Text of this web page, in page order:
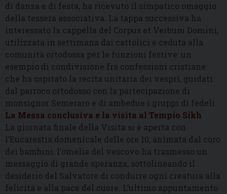
di danza e di festa, ha ricevuto il simpatico omaggio
della tessera associativa. La tappa successiva ha
interessato la cappella del Corpus et Verbum Domini,
utilizzata in settimana dai cattolici e ceduta alla
comunità ortodossa per le funzioni festive: un
esempio di condivisione fra confessioni cristiane
che ha ospitato la recita unitaria dei vespri, guidati
dal parroco ortodosso con la partecipazione di
monsignor Semeraro e di ambedue i gruppi di fedeli.
La Messa conclusiva e la visita al Tempio Sikh
La giornata finale della Visita si è aperta con
l’Eucarestia domenicale delle ore 10, animata dal coro
dei bambini: l’omelia del vescovo ha trasmesso un
messaggio di grande speranza, sottolineando il
desiderio del Salvatore di condurre ogni creatura alla
felicità e alla pace del cuore. L’ultimo appuntamento